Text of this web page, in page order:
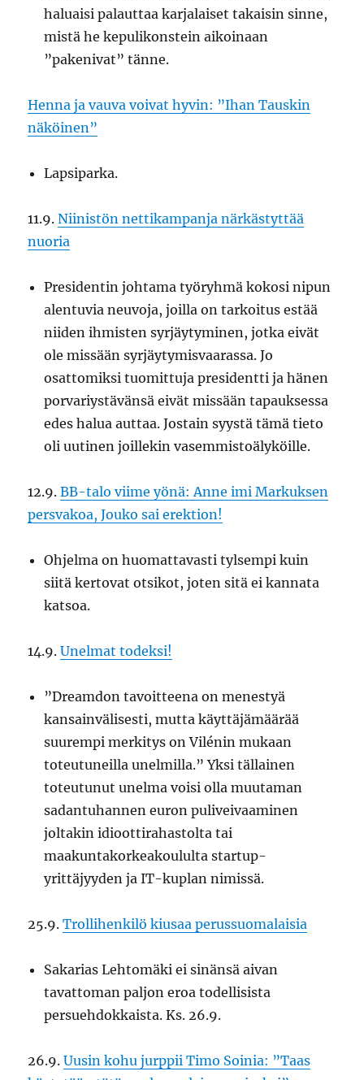
haluaisi palauttaa karjalaiset takaisin sinne,
mistä he kepulikonstein aikoinaan
”pakenivat” tänne.
Henna ja vauva voivat hyvin: ”Ihan Tauskin
näköinen”
Lapsiparka.
11.9.Niinistön nettikampanja närkästyttää
nuoria
Presidentin johtama työryhmä kokosi nipun
alentuvia neuvoja, joilla on tarkoitus estää
niiden ihmisten syrjäytyminen, jotka eivät
ole missään syrjäytymisvaarassa. Jo
osattomiksi tuomittuja presidentti ja hänen
porvariystävänsä eivät missään tapauksessa
edes halua auttaa. Jostain syystä tämä tieto
oli uutinen joillekin vasemmistoälyköille.
12.9.BB-talo viime yönä: Anne imi Markuksen
persvakoa, Jouko sai erektion!
Ohjelma on huomattavasti tylsempi kuin
siitä kertovat otsikot, joten sitä ei kannata
katsoa.
14.9.Unelmat todeksi!
”Dreamdon tavoitteena on menestyä
kansainvälisesti, mutta käyttäjämäärää
suurempi merkitys on Vilénin mukaan
toteutuneilla unelmilla.” Yksi tällainen
toteutunut unelma voisi olla muutaman
sadantuhannen euron puliveivaaminen
joltakin idioottirahastolta tai
maakuntakorkeakoululta startup-
yrittäjyyden ja IT-kuplan nimissä.
25.9.Trollihenkilö kiusaa perussuomalaisia
Sakarias Lehtomäki ei sinänsä aivan
tavattoman paljon eroa todellisista
persuehdokkaista. Ks. 26.9.
26.9.Uusin kohu jurppii Timo Soinia: ”Taas